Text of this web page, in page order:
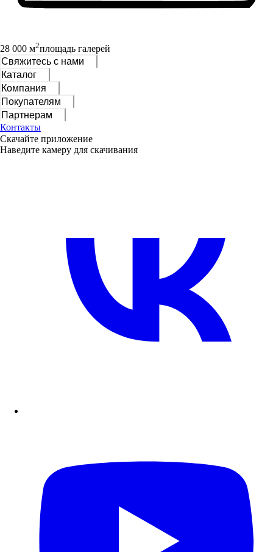
28 000 м2площадь галерей
Свяжитесь с нами
Каталог
Компания
Покупателям
Партнерам
Контакты
Скачайте приложение
Наведите камеру для скачивания